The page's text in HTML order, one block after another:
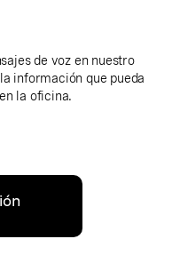
de voz en nuestro
información que pueda
la oficina.